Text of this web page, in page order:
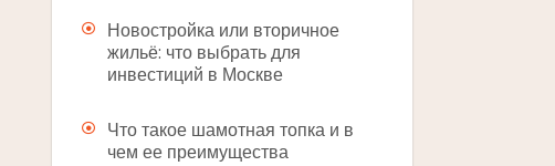
Новостройка или вторичное
жильё: что выбрать для
инвестиций в Москве
Что такое шамотная топка и в
чем ее преимущества